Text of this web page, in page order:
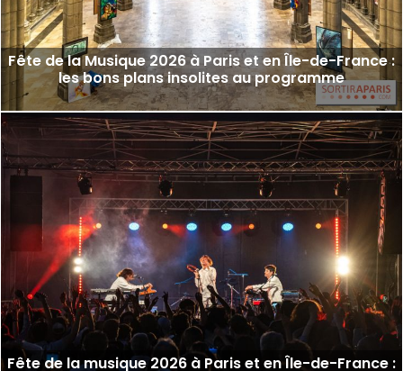
Fête de la Musique 2026 à Paris et en Île-de-France :
les bons plans insolites au programme
Fête de la musique 2026 à Paris et en Île-de-France :